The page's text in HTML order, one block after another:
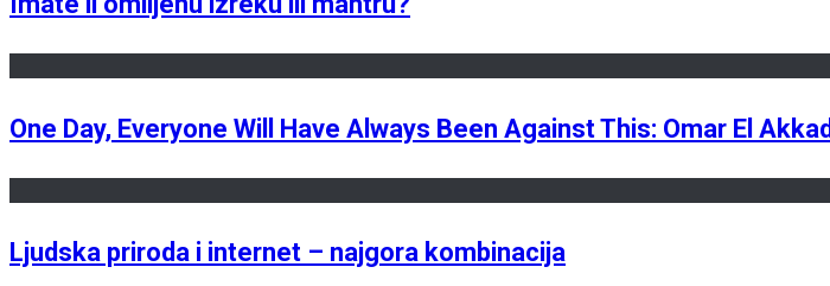
One Day, Everyone Will Have Always Been Against This: Omar El Akkad
Ljudska priroda i internet – najgora kombinacija